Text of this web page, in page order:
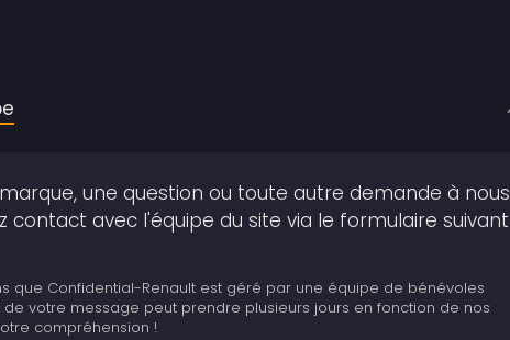
une question ou toute autre demande à nous
contact avec l'équipe du site via le formulaire suivant
que Confidential-Renault est géré par une équipe de bénévoles
votre message peut prendre plusieurs jours en fonction de nos
compréhension !